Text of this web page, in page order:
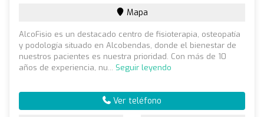
Mapa
AlcoFisio es un destacado centro de fisioterapia, osteopatía
y podología situado en Alcobendas, donde el bienestar de
nuestros pacientes es nuestra prioridad. Con más de 10
años de experiencia, nu... Seguir leyendo
Ver teléfono